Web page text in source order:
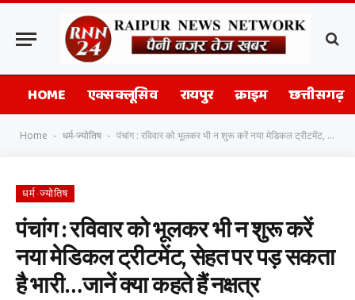
HOME एक्सक्लूसिव रायपुर क्राइम छत्तीसगढ़
Home - धर्म-ज्योतिष - पंचांग : रविवार को भूलकर भी न शुरू करें नया मेडिकल ट्रीटमेंट, सेहत पर पड़ सकता है भारी…जानें क्या कहते हैं नक्षत्र
धर्म-ज्योतिष
पंचांग : रविवार को भूलकर भी न शुरू करें
नया मेडिकल ट्रीटमेंट, सेहत पर पड़ सकता
है भारी…जानें क्या कहते हैं नक्षत्र